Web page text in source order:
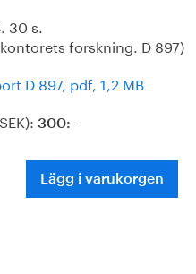
30 s.
forskning. D 897)
D 897, pdf, 1,2 MB
300:-
Lägg i varukorgen